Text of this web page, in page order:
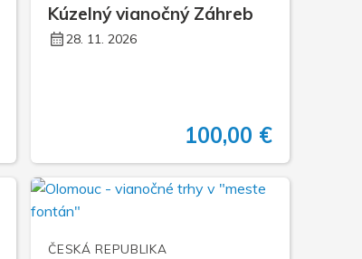
Kúzelný vianočný Záhreb
28. 11. 2026
100,00 €
ČESKÁ REPUBLIKA